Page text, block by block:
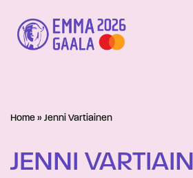
Siirry
suoraan
Home » Jenni Vartiainen
JENNI